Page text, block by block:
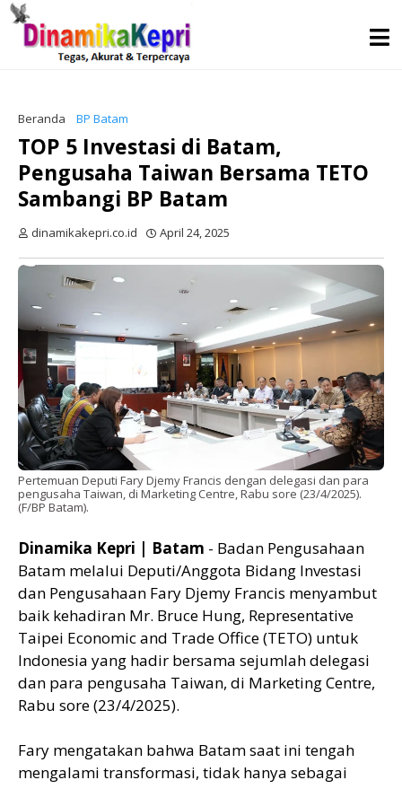
Beranda BP Batam
TOP 5 Investasi di Batam,
Pengusaha Taiwan Bersama TETO
Sambangi BP Batam
dinamikakepri.co.id April 24, 2025
Pertemuan Deputi Fary Djemy Francis dengan delegasi dan para
pengusaha Taiwan, di Marketing Centre, Rabu sore (23/4/2025).
(F/BP Batam).
Dinamika Kepri | Batam - Badan Pengusahaan
Batam melalui Deputi/Anggota Bidang Investasi
dan Pengusahaan Fary Djemy Francis menyambut
baik kehadiran Mr. Bruce Hung, Representative
Taipei Economic and Trade Office (TETO) untuk
Indonesia yang hadir bersama sejumlah delegasi
dan para pengusaha Taiwan, di Marketing Centre,
Rabu sore (23/4/2025).
Fary mengatakan bahwa Batam saat ini tengah
mengalami transformasi, tidak hanya sebagai